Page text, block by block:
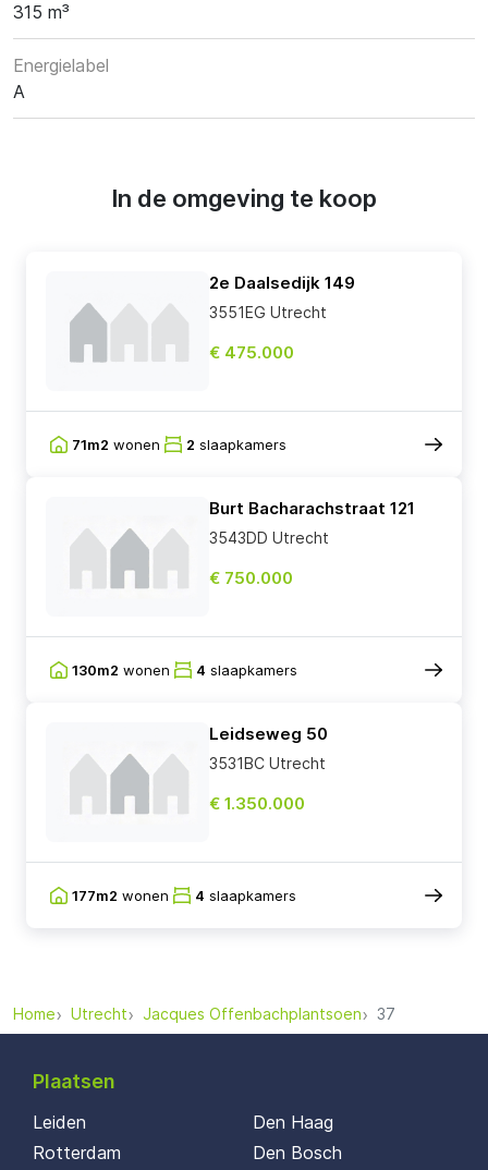
315 m³
Energielabel
A
In de omgeving te koop
2e Daalsedijk 149
3551EG Utrecht
€ 475.000
71m2 wonen 2 slaapkamers
Burt Bacharachstraat 121
3543DD Utrecht
€ 750.000
130m2 wonen 4 slaapkamers
Leidseweg 50
3531BC Utrecht
€ 1.350.000
177m2 wonen 4 slaapkamers
Home Utrecht Jacques Offenbachplantsoen 37
Plaatsen
Leiden
Rotterdam
Den Haag
Den Bosch